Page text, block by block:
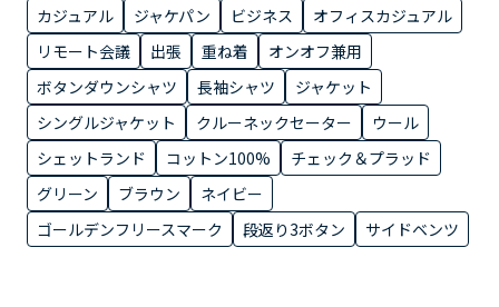
カジュアル ジャケパン ビジネス
オフィスカジュアル
リモート会議
出張 重ね着
オンオフ兼用
ボタンダウンシャツ
長袖シャツ
ジャケット
シングルジャケット
クルーネックセーター
ウール
シェットランド
コットン100%
チェック＆プラッド
グリーン
ブラウン
ネイビー
ゴールデンフリースマーク
段返り3ボタン サイドベンツ